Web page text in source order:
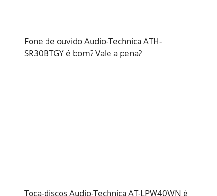
Fone de ouvido Audio-Technica ATH-
SR30BTGY é bom? Vale a pena?
Toca-discos Audio-Technica AT-LPW40WN é